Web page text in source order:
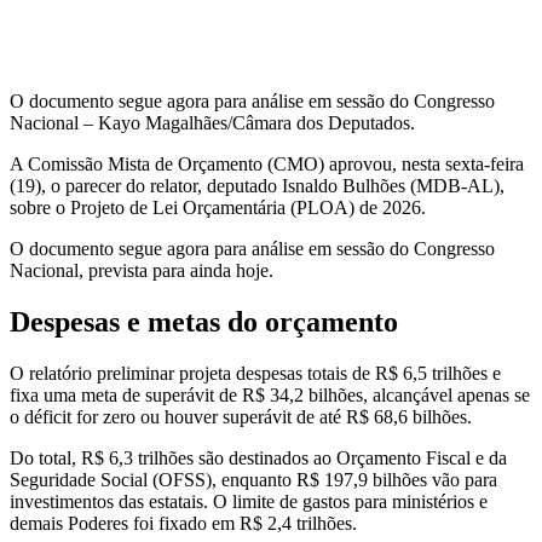
O documento segue agora para análise em sessão do Congresso
Nacional – Kayo Magalhães/Câmara dos Deputados.
A Comissão Mista de Orçamento (CMO) aprovou, nesta sexta-feira
(19), o parecer do relator, deputado Isnaldo Bulhões (MDB-AL),
sobre o Projeto de Lei Orçamentária (PLOA) de 2026.
O documento segue agora para análise em sessão do Congresso
Nacional, prevista para ainda hoje.
Despesas e metas do orçamento
O relatório preliminar projeta despesas totais de R$ 6,5 trilhões e
fixa uma meta de superávit de R$ 34,2 bilhões, alcançável apenas se
o déficit for zero ou houver superávit de até R$ 68,6 bilhões.
Do total, R$ 6,3 trilhões são destinados ao Orçamento Fiscal e da
Seguridade Social (OFSS), enquanto R$ 197,9 bilhões vão para
investimentos das estatais. O limite de gastos para ministérios e
demais Poderes foi fixado em R$ 2,4 trilhões.